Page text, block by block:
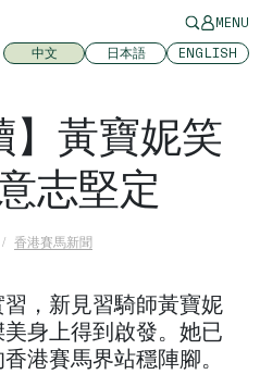
MENU
中文 日本語 ENGLISH
】黃寶妮笑
志堅定
香港賽馬新聞
，新見習騎師黃寶妮
身上得到啟發。她已
港賽馬界站穩陣腳。